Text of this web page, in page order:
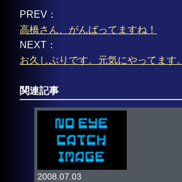
PREV：
高橋さん、がんばってますね！
NEXT：
お久しぶりです。元気にやってます。
関連記事
2008.07.03